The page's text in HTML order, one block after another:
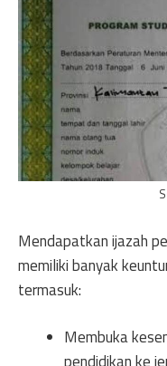
Mendapatkan ijazah
memiliki banyak
termasuk:
Membuka